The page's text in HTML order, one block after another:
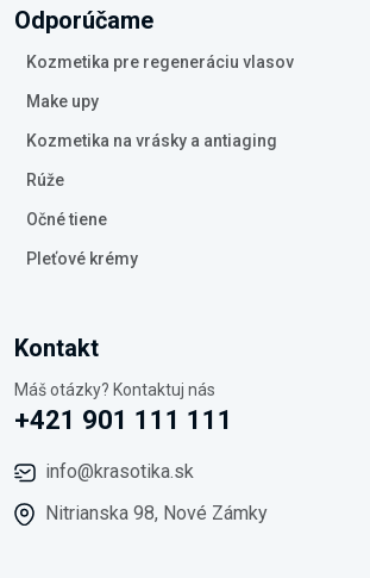
Odporúčame
Kozmetika pre regeneráciu vlasov
Make upy
Kozmetika na vrásky a antiaging
Rúže
Očné tiene
Pleťové krémy
Kontakt
Máš otázky? Kontaktuj nás
+421 901 111 111
info@krasotika.sk
Nitrianska 98, Nové Zámky